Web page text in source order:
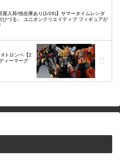
屋入荷/他在庫あり(1/26)】サマータイムレンダ
ひづる」 ユニオンクリエイティブ フィギュアが
IIトロンベ【2
ィーマーグ